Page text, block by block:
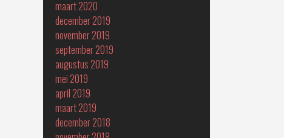
maart 2020
december 2019
november 2019
september 2019
augustus 2019
mei 2019
april 2019
maart 2019
december 2018